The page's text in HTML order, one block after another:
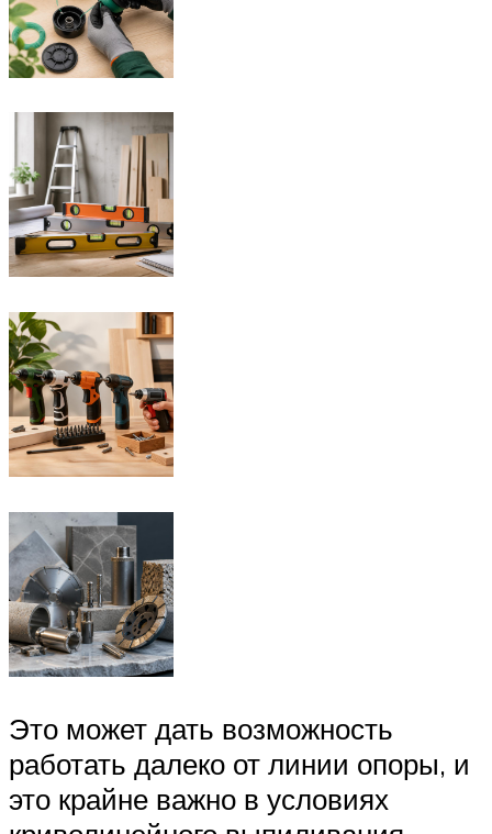
Это может дать возможность
работать далеко от линии опоры, и
это крайне важно в условиях